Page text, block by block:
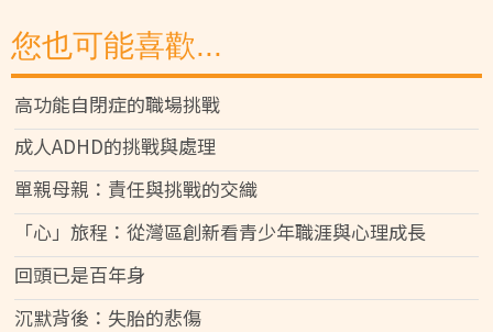
您也可能喜歡...
高功能自閉症的職場挑戰
成人ADHD的挑戰與處理
單親母親：責任與挑戰的交織
「心」旅程：從灣區創新看青少年職涯與心理成長
回頭已是百年身
沉默背後：失胎的悲傷